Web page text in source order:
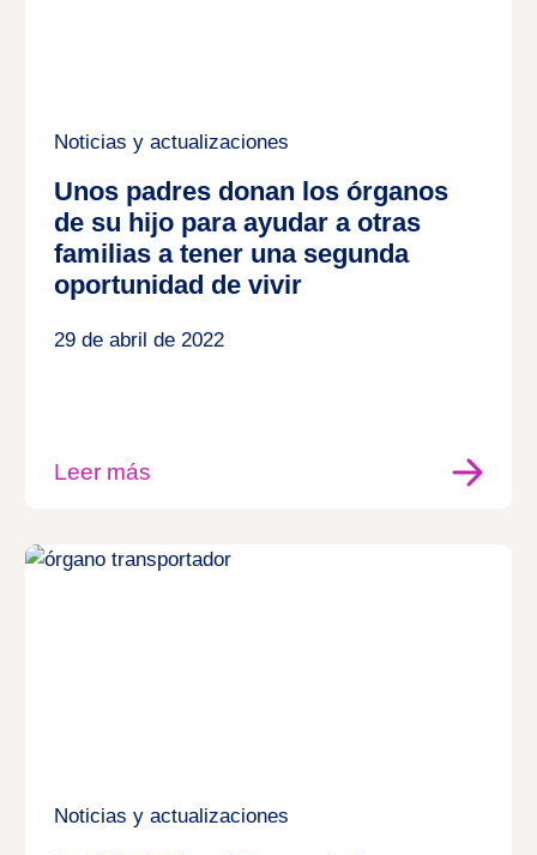
Noticias y actualizaciones
Unos padres donan los órganos
de su hijo para ayudar a otras
familias a tener una segunda
oportunidad de vivir
29 de abril de 2022
Leer más
Noticias y actualizaciones